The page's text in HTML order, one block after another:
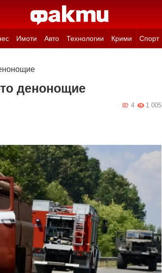
Имоти Авто Технологии Крими Спорт
денонощие
1 005
4